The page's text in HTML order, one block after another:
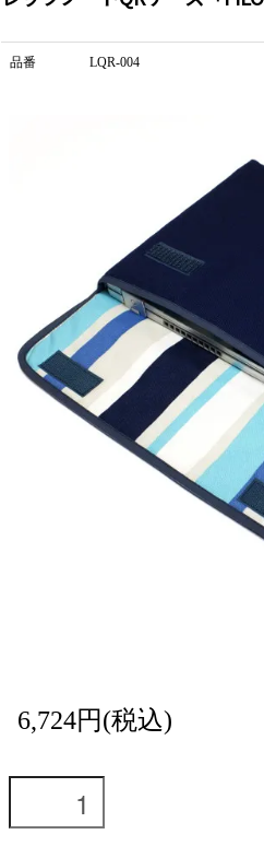
品番 LQR-004
6,724円(税込)